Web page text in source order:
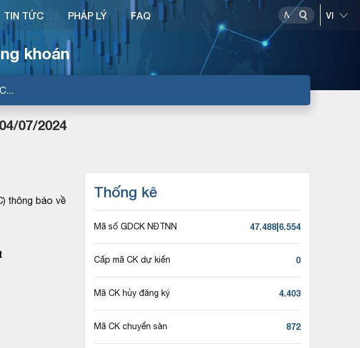
khoán
TIN TỨC PHÁP LÝ FAQ
07/2024
thông báo về
Thống kê
Mã số GDCK NĐTNN 47.488|6.554
Cấp mã CK dự kiến 0
Mã CK hủy đăng ký 4.403
Mã CK chuyển sàn 872